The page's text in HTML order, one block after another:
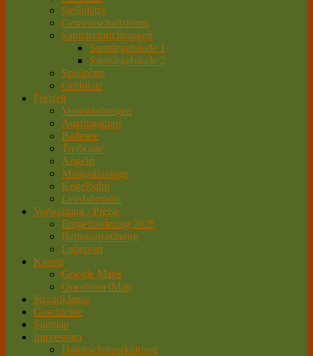
Stellplätze
Gemeinschaftsraum
Sanitäreinrichtungen
Sanitärgebäude 1
Sanitärgebäude 2
Spielplatz
Grillplatz
Freizeit
Veranstaltungen
Ausflugstipps
Badesee
Tretboote
Angeln
Minigolfanlage
Kegelbahn
Leihfahrräder
Verwaltung / Preise
Entgeltordnung 2025
Benutzerordnung
Lageplan
Karten
Google Maps
OpenStreetMap
Strandklause
Geschichte
Sitemap
Impressum
Datenschutzerklärung